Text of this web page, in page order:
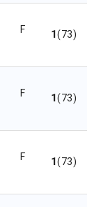
F 1(73)
F 1(73)
F 1(73)